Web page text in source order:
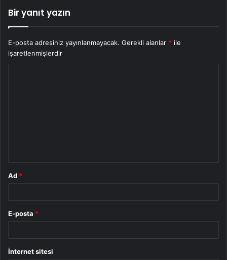
Bir yanıt yazın
E-posta adresiniz yayınlanmayacak. Gerekli alanlar * ile
işaretlenmişlerdir
Ad *
E-posta *
İnternet sitesi